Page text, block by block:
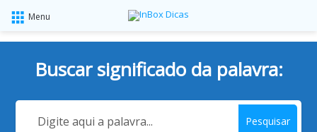
Menu
Buscar significado da palavra:
Pesquisar